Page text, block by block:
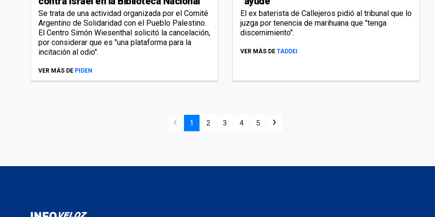
Se trata de una actividad organizada por el Comité
Argentino de Solidaridad con el Pueblo Palestino.
El Centro Simón Wiesenthal solicitó la cancelación,
por considerar que es "una plataforma para la
incitación al odio".
VER MÁS DE PIDEN
El ex baterista de Callejeros pidió al tribunal que lo
juzga por tenencia de marihuana que "tenga
discernimiento".
VER MÁS DE TADDEI
‹ 1 2 3 4 5 ›